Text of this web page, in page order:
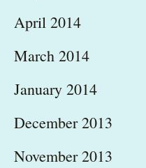
April 2014
March 2014
January 2014
December 2013
November 2013